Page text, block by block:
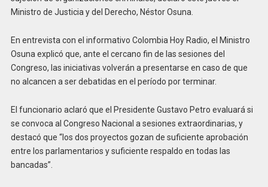
Ministro de Justicia y del Derecho, Néstor Osuna.
En entrevista con el informativo Colombia Hoy Radio, el Ministro
Osuna explicó que, ante el cercano fin de las sesiones del
Congreso, las iniciativas volverán a presentarse en caso de que
no alcancen a ser debatidas en el período por terminar.
El funcionario aclaró que el Presidente Gustavo Petro evaluará si
se convoca al Congreso Nacional a sesiones extraordinarias, y
destacó que “los dos proyectos gozan de suficiente aprobación
entre los parlamentarios y suficiente respaldo en todas las
bancadas”.